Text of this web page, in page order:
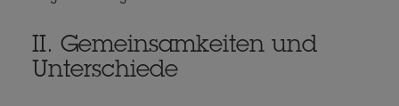
II. Gemeinsamkeiten und
Unterschiede